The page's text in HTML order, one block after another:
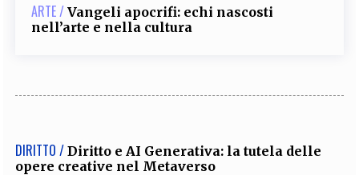
ARTE / Vangeli apocrifi: echi nascosti
nell’arte e nella cultura
DIRITTO / Diritto e AI Generativa: la tutela delle
opere creative nel Metaverso